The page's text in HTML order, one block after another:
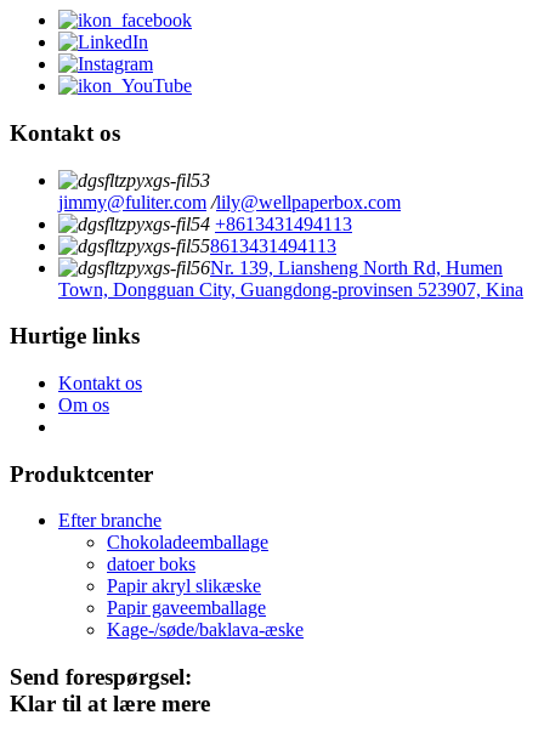
Kontakt os
jimmy@fuliter.com /lily@wellpaperbox.com
+8613431494113
8613431494113
Nr. 139, Liansheng North Rd, Humen
Town, Dongguan City, Guangdong-provinsen 523907, Kina
Hurtige links
Kontakt os
Om os
Produktcenter
Efter branche
Chokoladeemballage
datoer boks
Papir akryl slikæske
Papir gaveemballage
Kage-/søde/baklava-æske
Send forespørgsel:
Klar til at lære mere